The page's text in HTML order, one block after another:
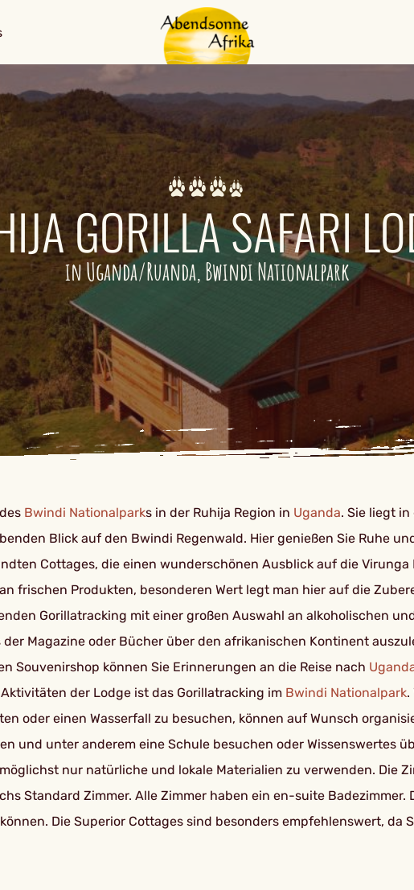
GORILLA SAFARI
in Uganda/Ruanda, Bwindi Nationalpark
Bwindi Nationalparks in der Ruhija Region in Uganda. Sie liegt
Blick auf den Bwindi Regenwald. Hier genießen Sie Ruhe
Cottages, die einen wunderschönen Ausblick auf die Virunga
frischen Produkten, besonderen Wert legt man hier auf die
Gorillatracking mit einer großen Auswahl an alkoholischen
Magazine oder Bücher über den afrikanischen Kontinent
Souvenirshop können Sie Erinnerungen an die Reise nach
der Lodge ist das Gorillatracking im Bwindi Nationalpark.
oder einen Wasserfall zu besuchen, können auf Wunsch
und unter anderem eine Schule besuchen oder Wissenswertes
nur natürliche und lokale Materialien zu verwenden. Die
Standard Zimmer. Alle Zimmer haben ein en-suite
Die Superior Cottages sind besonders empfehlenswert, da